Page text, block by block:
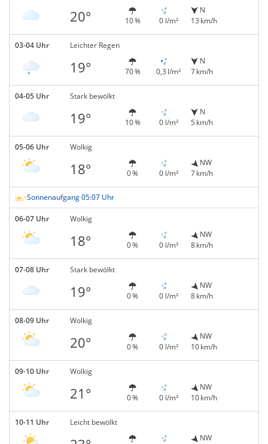
20° 10 % 0 l/m²
N
13 km/h
03-04 Uhr Leichter Regen
19° 70 % 0,3 l/m²
N
7 km/h
04-05 Uhr Stark bewölkt
19° 10 % 0 l/m²
N
5 km/h
05-06 Uhr Wolkig
18° 0 % 0 l/m²
NW
7 km/h
Sonnenaufgang 05:07 Uhr
06-07 Uhr Wolkig
18° 0 % 0 l/m²
NW
8 km/h
07-08 Uhr Stark bewölkt
19° 0 % 0 l/m²
NW
8 km/h
08-09 Uhr Wolkig
20° 0 % 0 l/m²
NW
10 km/h
09-10 Uhr Wolkig
21° 0 % 0 l/m²
NW
10 km/h
10-11 Uhr Leicht bewölkt
NW